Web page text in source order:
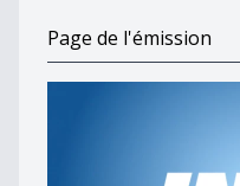
Page de l'émission